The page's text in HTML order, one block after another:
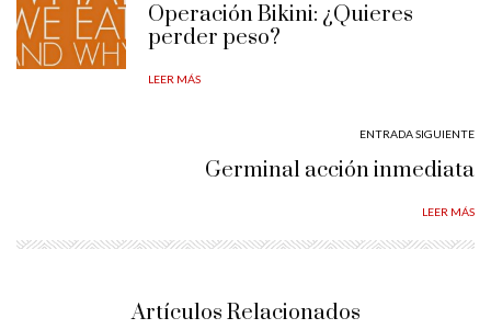
Operación Bikini: ¿Quieres
perder peso?
LEER MÁS
ENTRADA SIGUIENTE
Germinal acción inmediata
LEER MÁS
Artículos Relacionados